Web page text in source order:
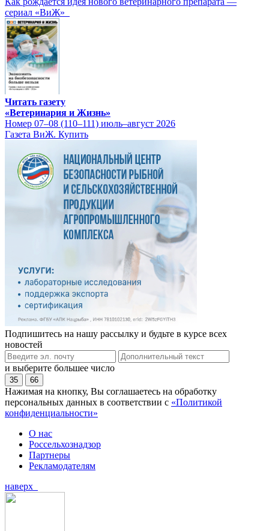
сериал «ВиЖ»
Читать газету
«Ветеринария и Жизнь»
Номер 07–08 (110–111) июль–август 2026
Газета ВиЖ. Купить
Подпишитесь на нашу рассылку и будьте в курсе всех
новостей
и выберите большее число
35 66
Нажимая на кнопку, Вы соглашаетесь на обработку
персональных данных в соответствии с «Политикой
конфиденциальности»
О нас
Россельхознадзор
Партнеры
Рекламодателям
наверх